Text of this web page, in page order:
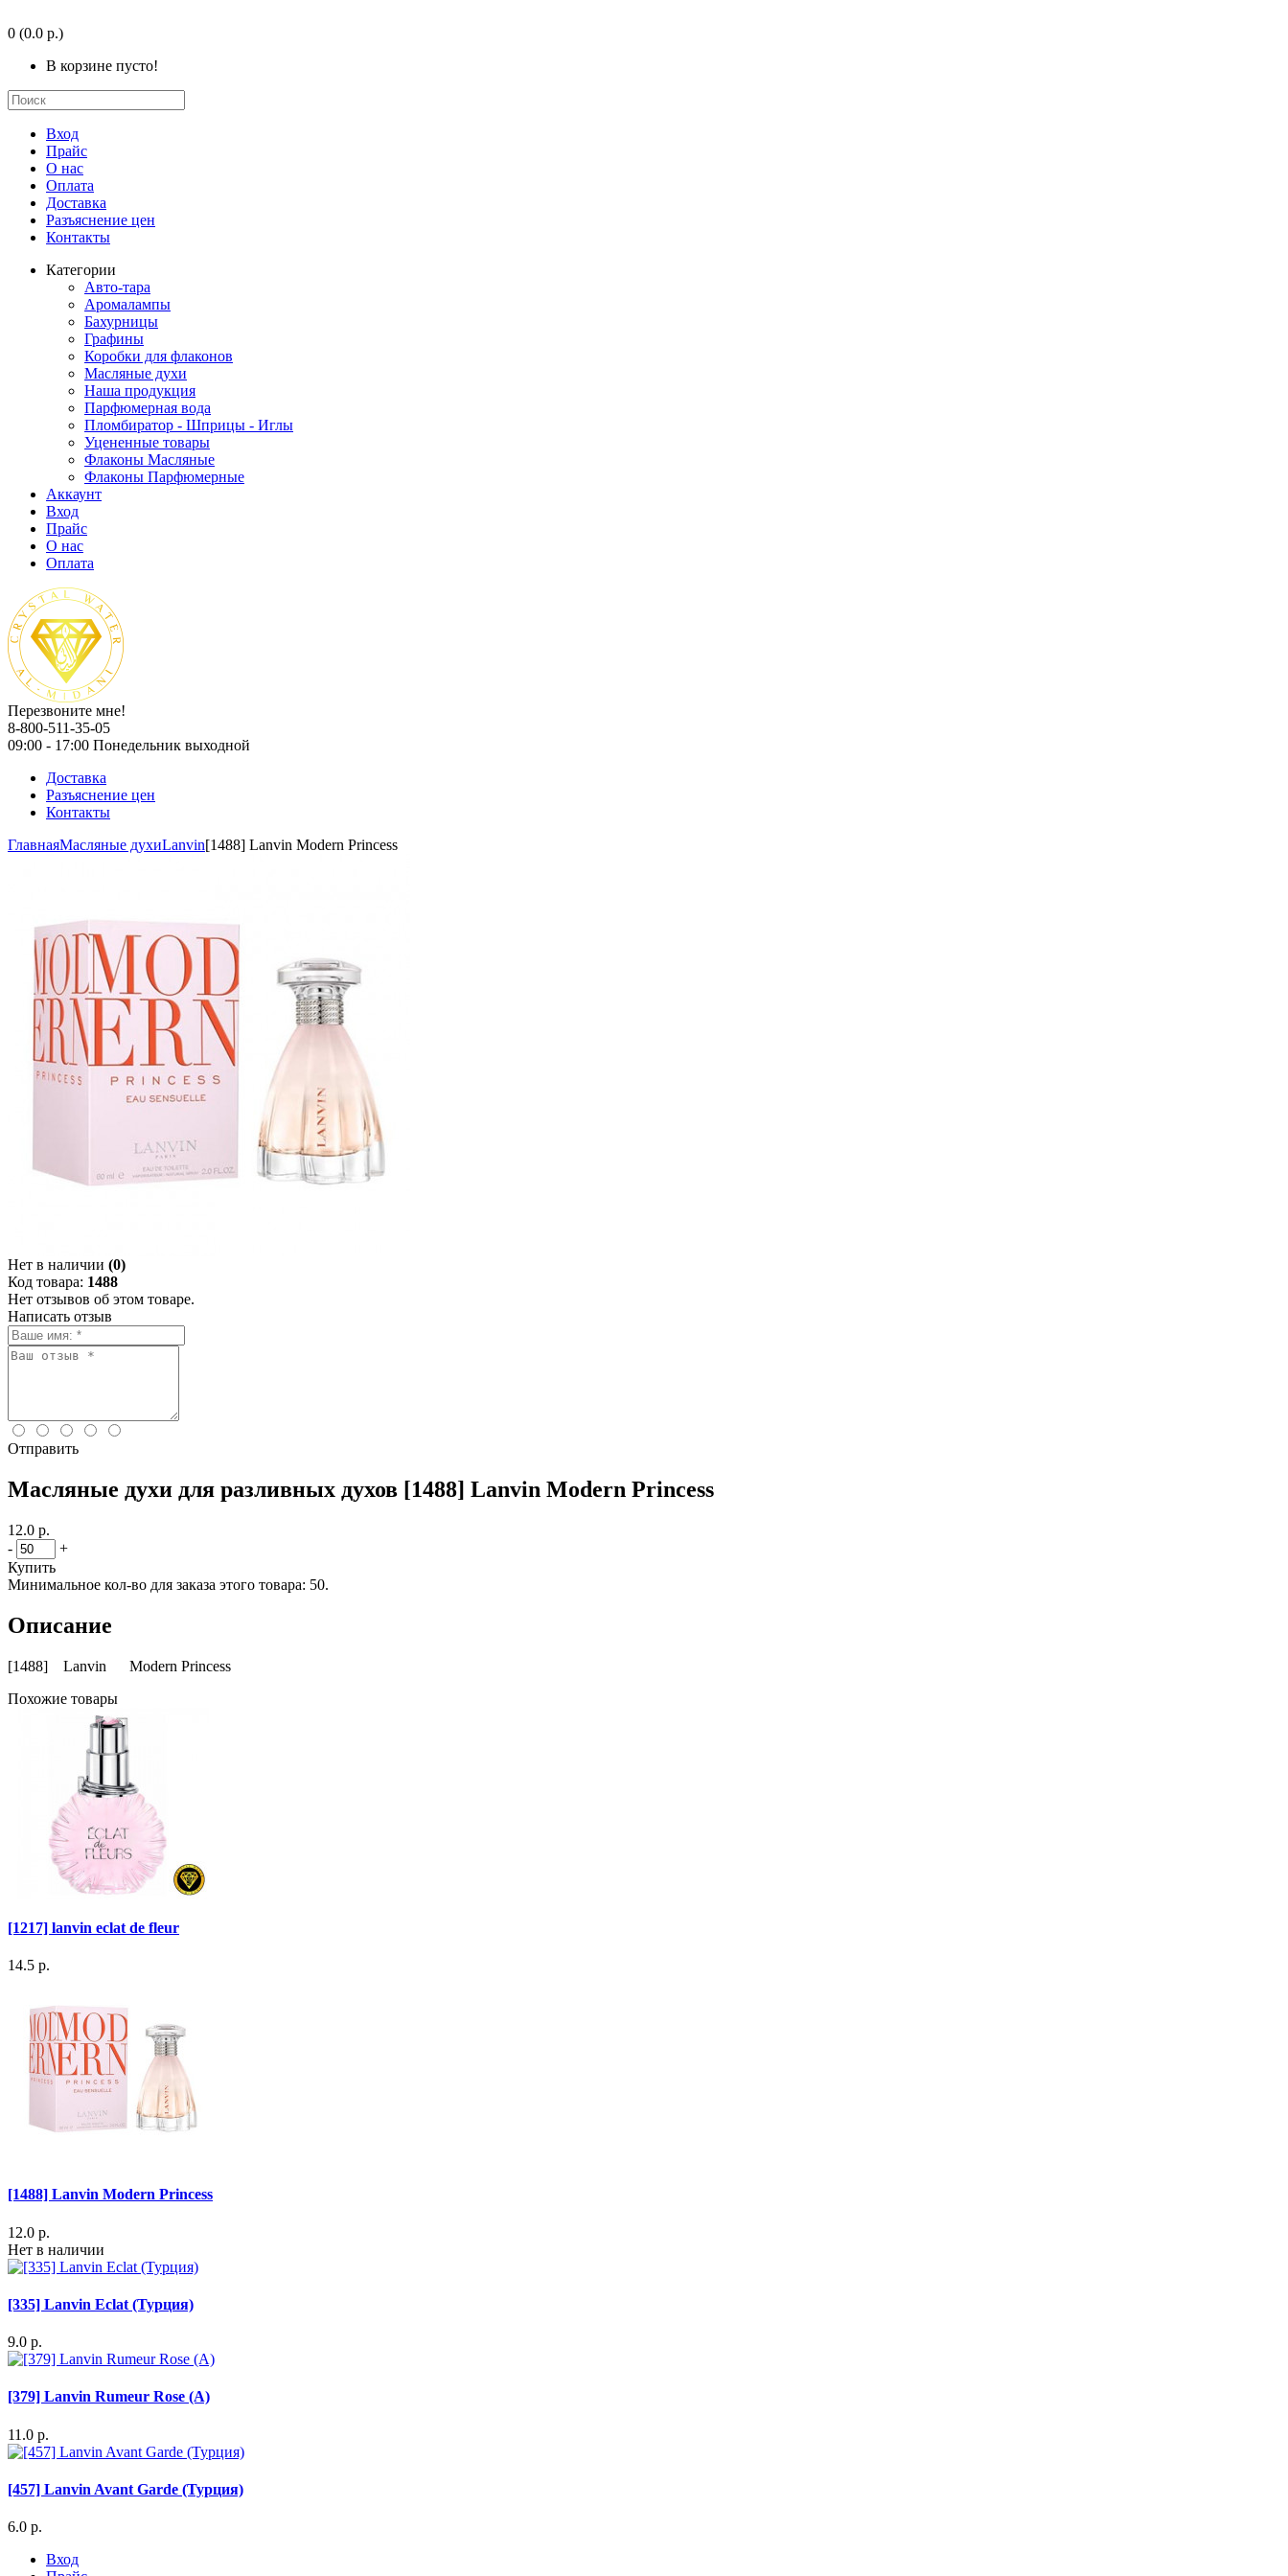
0 (0.0 р.)
В корзине пусто!
Вход
Прайс
О нас
Оплата
Доставка
Разъяснение цен
Контакты
Категории
Авто-тара
Аромалампы
Бахурницы
Графины
Коробки для флаконов
Масляные духи
Наша продукция
Парфюмерная вода
Пломбиратор - Шприцы - Иглы
Уцененные товары
Флаконы Масляные
Флаконы Парфюмерные
Аккаунт
Вход
Прайс
О нас
Оплата
Перезвоните мне!
8-800-511-35-05
09:00 - 17:00 Понедельник выходной
Доставка
Разъяснение цен
Контакты
ГлавнаяМасляные духиLanvin[1488] Lanvin Modern Princess
Нет в наличии (0)
Код товара: 1488
Нет отзывов об этом товаре.
Написать отзыв
Отправить
Масляные духи для разливных духов [1488] Lanvin Modern Princess
12.0 р.
-
+
Купить
Минимальное кол-во для заказа этого товара: 50.
Описание
[1488] Lanvin Modern Princess
Похожие товары
[1217] lanvin eclat de fleur
14.5 р.
[1488] Lanvin Modern Princess
12.0 р.
Нет в наличии
[335] Lanvin Eclat (Турция)
9.0 р.
[379] Lanvin Rumeur Rose (A)
11.0 р.
[457] Lanvin Avant Garde (Турция)
6.0 р.
Вход